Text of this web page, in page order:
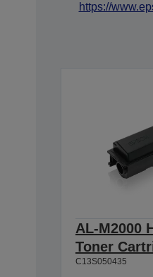
https://
AL-M2000
Toner
C13S050435